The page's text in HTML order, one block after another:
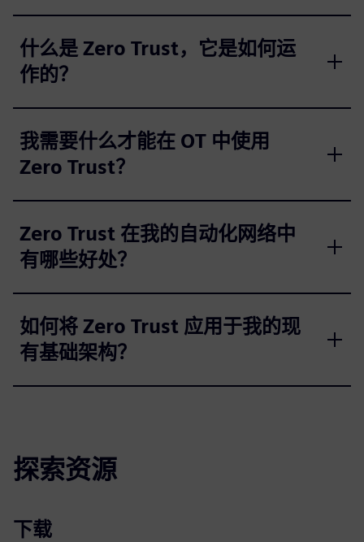
什么是 Zero Trust，它是如何运
作的？
我需要什么才能在 OT 中使用
Zero Trust？
Zero Trust 在我的自动化网络中
有哪些好处？
如何将 Zero Trust 应用于我的现
有基础架构？
探索资源
下载